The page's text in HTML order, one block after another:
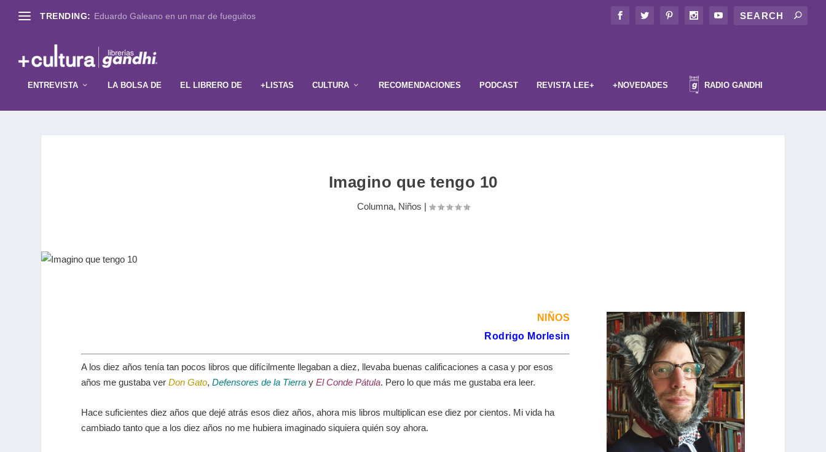
TRENDING: Eduardo Galeano en un mar de fueguitos
ENTREVISTA LA BOLSA DE EL LIBRERO DE +LISTAS CULTURA RECOMENDACIONES PODCAST REVISTA LEE+ +NOVEDADES RADIO GANDHI
Imagino que tengo 10
Columna, Niños
NIÑOS
Rodrigo Morlesin
A los diez años tenía tan pocos libros que difícilmente llegaban a diez, llevaba buenas calificaciones a casa y por esos
años me gustaba ver Don Gato, Defensores de la Tierra y El Conde Pátula. Pero lo que más me gustaba era leer.
Hace suficientes diez años que dejé atrás esos diez años, ahora mis libros multiplican ese diez por cientos. Mi vida ha
cambiado tanto que a los diez años no me hubiera imaginado siquiera quién soy ahora.